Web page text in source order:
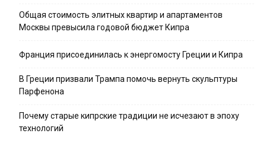
Общая стоимость элитных квартир и апартаментов
Москвы превысила годовой бюджет Кипра
Франция присоединилась к энергомосту Греции и Кипра
В Греции призвали Трампа помочь вернуть скульптуры
Парфенона
Почему старые кипрские традиции не исчезают в эпоху
технологий